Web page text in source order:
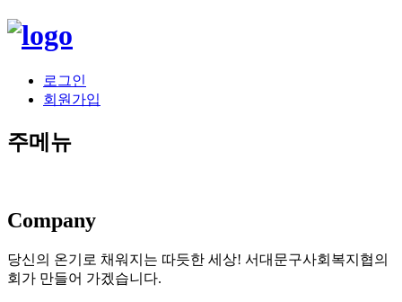
로그인
회원가입
주메뉴
Company
당신의 온기로 채워지는 따듯한 세상! 서대문구사회복지협의
회가 만들어 가겠습니다.